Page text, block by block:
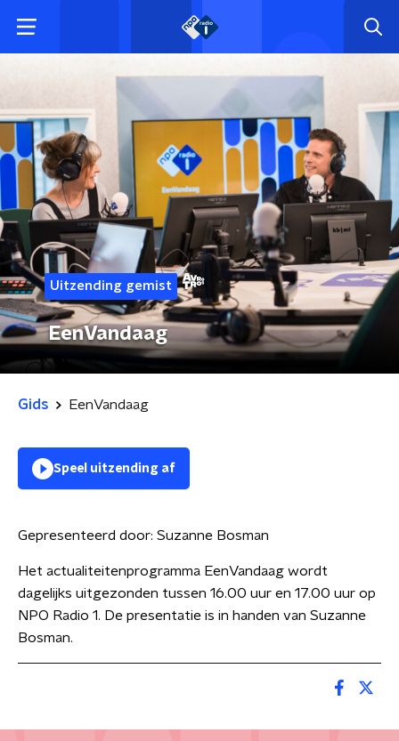
Uitzending gemist
EenVandaag
Gids EenVandaag
Speel uitzending af
Gepresenteerd door: Suzanne Bosman
Het actualiteitenprogramma EenVandaag wordt
dagelijks uitgezonden tussen 16.00 uur en 17.00 uur op
NPO Radio 1. De presentatie is in handen van Suzanne
Bosman.